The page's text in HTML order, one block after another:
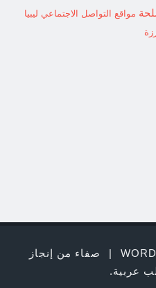
مواقع التواصل الاجتماعي ليبيا
|
صفاء من إنجاز
عربية.